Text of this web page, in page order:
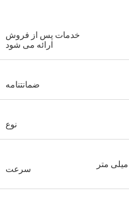
خدمات پس از فروش
ارائه می شود
ضمانتنامه
نوع
1442 میلی متر 1880 میلی متر 2000 میلی متر
سرعت